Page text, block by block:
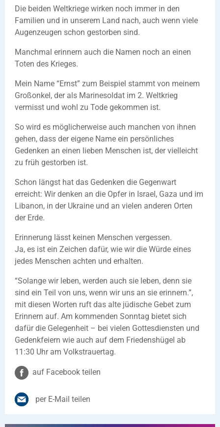
Die beiden Weltkriege wirken noch immer in den
Familien und in unserem Land nach, auch wenn viele
Augenzeugen schon gestorben sind.
Manchmal erinnern auch die Namen noch an einen
Toten des Krieges.
Mein Name “Ernst” zum Beispiel stammt von meinem
Großonkel, der als Marinesoldat im 2. Weltkrieg
vermisst und wohl zu Tode gekommen ist.
So wird es möglicherweise auch manchen von ihnen
gehen, dass der eigene Name ein persönliches
Gedenken an einen lieben Menschen ist, der vielleicht
zu früh gestorben ist.
Schon längst hat das Gedenken die Gegenwart
erreicht: Wir denken an die Opfer in Israel, Gaza und im
Libanon, in der Ukraine und an vielen anderen Orten
der Erde.
Erinnerung lässt keinen Menschen vergessen.
Ja, es ist ein Zeichen dafür, wie wir die Würde eines
jedes Menschen achten und erhalten.
“Solange wir leben, werden auch sie leben, denn sie
sind ein Teil von uns, wenn wir uns an sie erinnern.”,
mit diesen Worten ruft das alte jüdische Gebet zum
Erinnern auf. Am kommenden Sonntag bietet sich
dafür die Gelegenheit – bei vielen Gottesdiensten und
Gedenkfeiern wie auch auf dem Friedenshügel ab
11:30 Uhr am Volkstrauertag.
auf Facebook teilen
per E-Mail teilen